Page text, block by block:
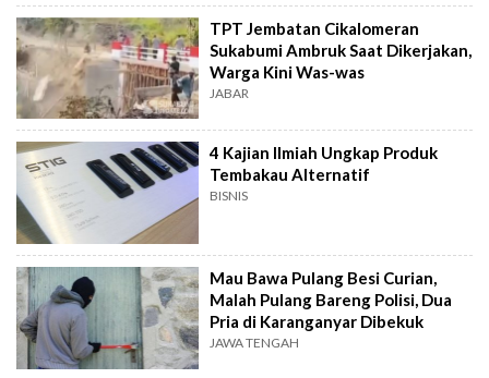
TPT Jembatan Cikalomeran
Sukabumi Ambruk Saat Dikerjakan,
Warga Kini Was-was
JABAR
4 Kajian Ilmiah Ungkap Produk
Tembakau Alternatif
BISNIS
Mau Bawa Pulang Besi Curian,
Malah Pulang Bareng Polisi, Dua
Pria di Karanganyar Dibekuk
JAWA TENGAH